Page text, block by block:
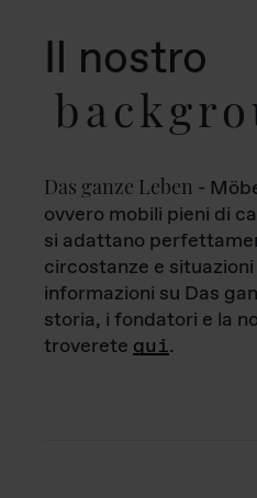
Il nostro
Das ganze Leben -
ovvero mobili pieni di
si adattano
circostanze e
informazioni su Das
storia, i fondatori e la
troverete qui.